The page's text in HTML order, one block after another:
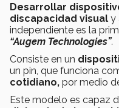
Desarrollar
discapacidad visual y
independiente es la
“Augem Technologies”.
Consiste en un
un pin, que funciona
cotidiano, por medio
Este modelo es capaz